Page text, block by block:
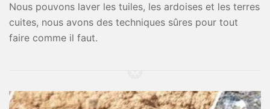
Nous pouvons laver les tuiles, les ardoises et les terres
cuites, nous avons des techniques sûres pour tout
faire comme il faut.